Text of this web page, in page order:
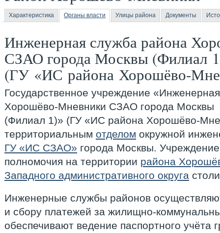
Характеристика Органы власти Улицы района Документы
Инженерная служба района
СЗАО города Москвы (Филиал
(ГУ «ИС района Хорошёво-
Государственное учреждение «
Хорошёво-Мневники СЗАО города Москвы
(Филиал 1)» (ГУ «ИС района Хорошёво-
территориальным отделом окружной
ГУ «ИС СЗАО» города Москвы.
полномочия на территории района
Западного административного округа
Инженерные службы районов
и сбору платежей за жилищно-
обеспечивают ведение паспортного учёта